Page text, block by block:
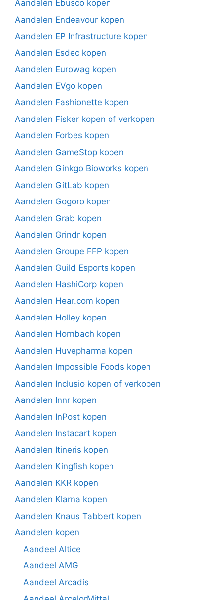
Aandelen Ebusco kopen
Aandelen Endeavour kopen
Aandelen EP Infrastructure kopen
Aandelen Esdec kopen
Aandelen Eurowag kopen
Aandelen EVgo kopen
Aandelen Fashionette kopen
Aandelen Fisker kopen of verkopen
Aandelen Forbes kopen
Aandelen GameStop kopen
Aandelen Ginkgo Bioworks kopen
Aandelen GitLab kopen
Aandelen Gogoro kopen
Aandelen Grab kopen
Aandelen Grindr kopen
Aandelen Groupe FFP kopen
Aandelen Guild Esports kopen
Aandelen HashiCorp kopen
Aandelen Hear.com kopen
Aandelen Holley kopen
Aandelen Hornbach kopen
Aandelen Huvepharma kopen
Aandelen Impossible Foods kopen
Aandelen Inclusio kopen of verkopen
Aandelen Innr kopen
Aandelen InPost kopen
Aandelen Instacart kopen
Aandelen Itineris kopen
Aandelen Kingfish kopen
Aandelen KKR kopen
Aandelen Klarna kopen
Aandelen Knaus Tabbert kopen
Aandelen kopen
Aandeel Altice
Aandeel AMG
Aandeel Arcadis